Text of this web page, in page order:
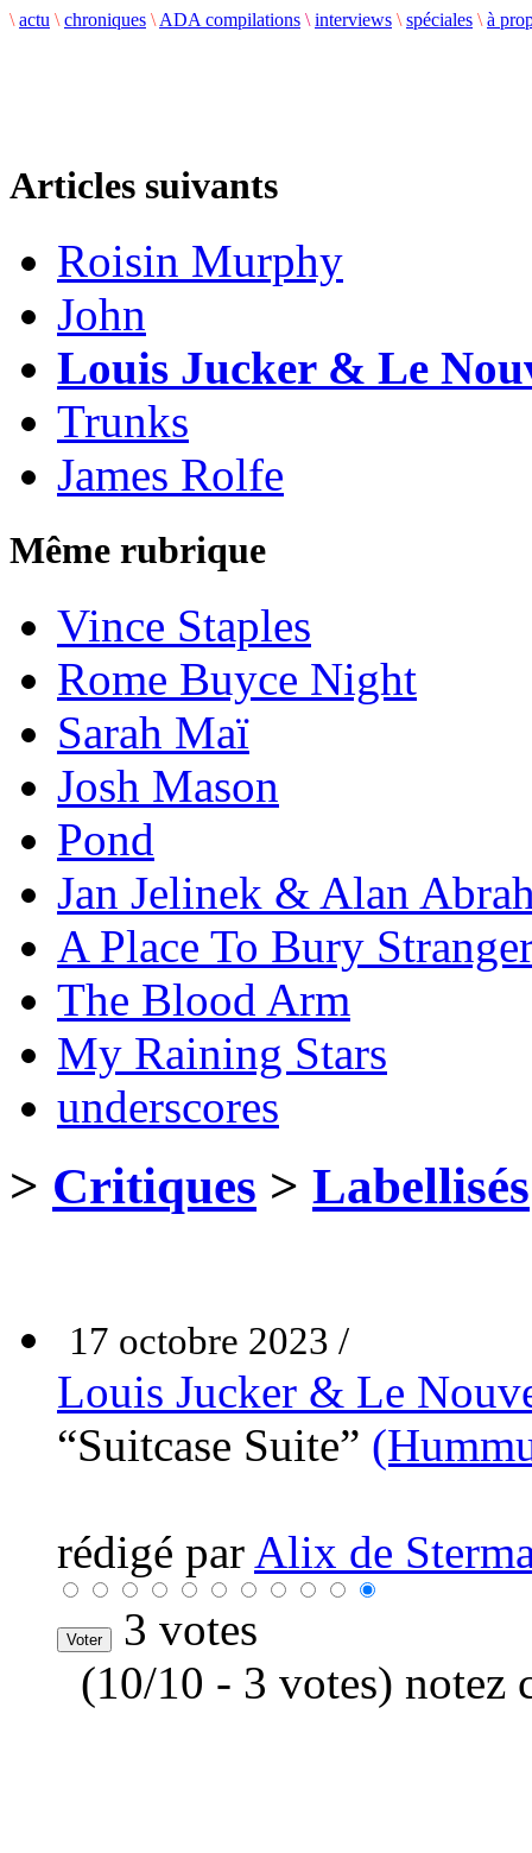
\ actu \ chroniques \ ADA compilations \ interviews \ spéciales \ à
Articles suivants
Roisin Murphy
John
Louis Jucker & Le
Trunks
James Rolfe
Même rubrique
Vince Staples
Rome Buyce Night
Sarah Maï
Josh Mason
Pond
Jan Jelinek & Alan
A Place To Bury
The Blood Arm
My Raining Stars
underscores
> Critiques > Labellisés
17 octobre 2023 /
Louis Jucker & Le
“Suitcase Suite”
rédigé par Alix de
3 votes
(10/10 - 3 votes) notez